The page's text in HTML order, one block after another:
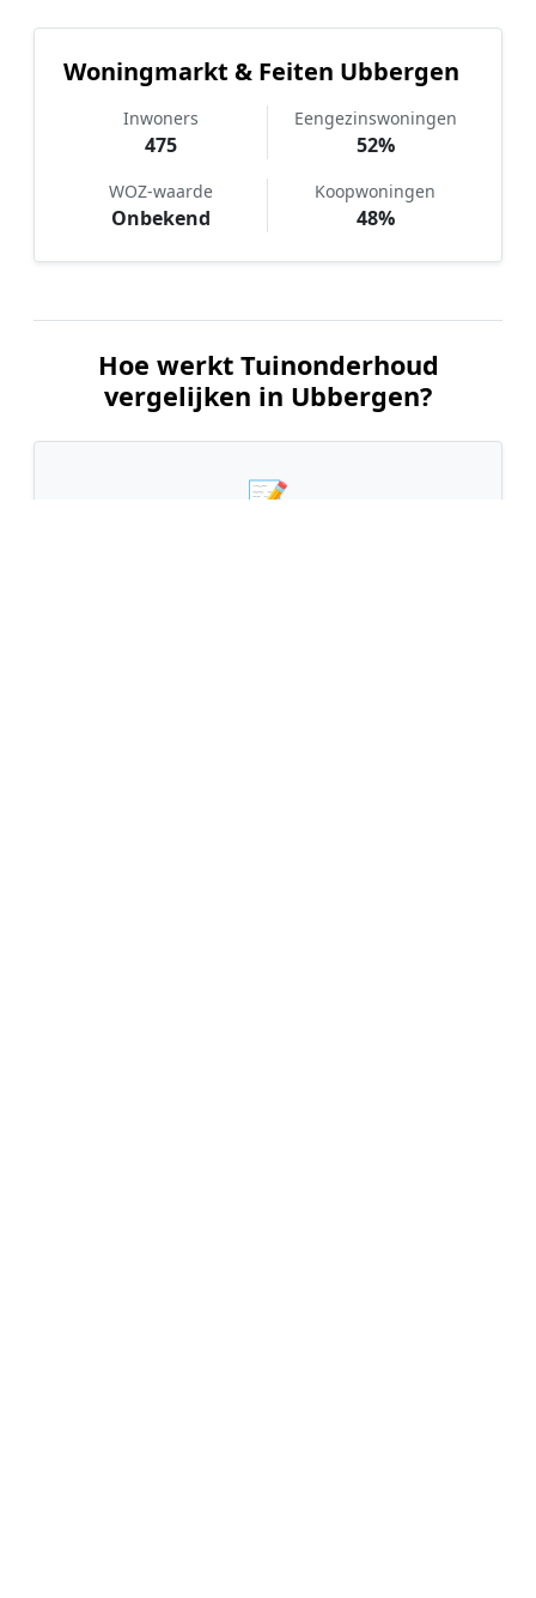
Woningmarkt & Feiten Ubbergen
Inwoners
475
Eengezinswoningen
52%
WOZ-waarde
Onbekend
Koopwoningen
48%
Hoe werkt Tuinonderhoud
vergelijken in Ubbergen?
📝